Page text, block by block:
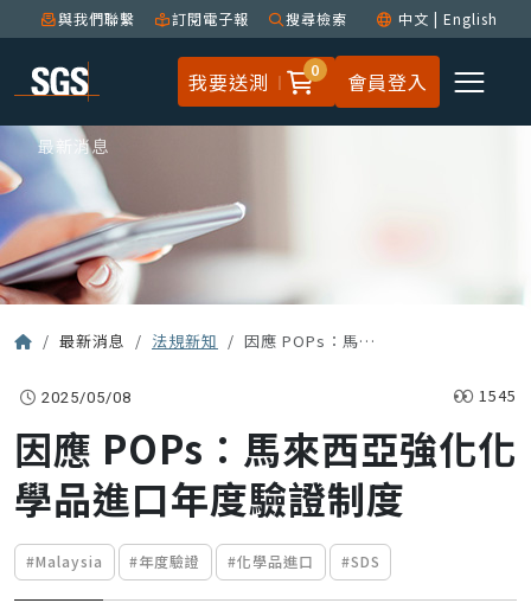
與我們聯繫 訂閱電子報 搜尋檢索 中文 | English
我要送測 0 會員登入
最新消息
最新消息 法規新知 因應 POPs：馬來西亞強化化學品進口年度驗證制度
2025/05/08 1545
因應 POPs：馬來西亞強化化
學品進口年度驗證制度
#Malaysia #年度驗證 #化學品進口 #SDS